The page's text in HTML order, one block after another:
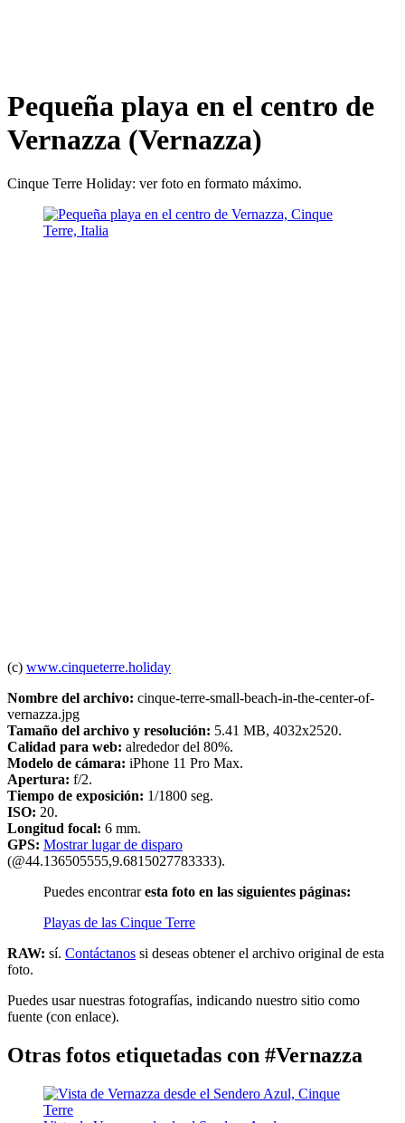
Pequeña playa en el centro de
Vernazza (Vernazza)
Cinque Terre Holiday: ver foto en formato máximo.
(c) www.cinqueterre.holiday
Nombre del archivo: cinque-terre-small-beach-in-the-center-of-
vernazza.jpg
Tamaño del archivo y resolución: 5.41 MB, 4032x2520.
Calidad para web: alrededor del 80%.
Modelo de cámara: iPhone 11 Pro Max.
Apertura: f/2.
Tiempo de exposición: 1/1800 seg.
ISO: 20.
Longitud focal: 6 mm.
GPS: Mostrar lugar de disparo
(@44.136505555,9.6815027783333).
Puedes encontraresta foto en las siguientes páginas:
Playas de las Cinque Terre
RAW: sí. Contáctanos si deseas obtener el archivo original de esta
foto.
Puedes usar nuestras fotografías, indicando nuestro sitio como
fuente (con enlace).
Otras fotos etiquetadas con #Vernazza